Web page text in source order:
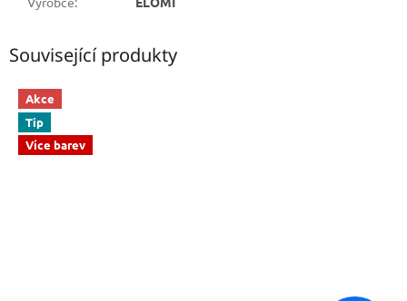
Související produkty
Akce
Tip
Více barev